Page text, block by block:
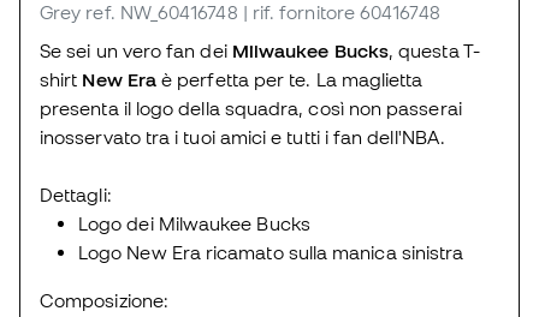
Grey ref. NW_60416748 | rif. fornitore 60416748
Se sei un vero fan dei Milwaukee Bucks, questa T-
shirt New Eraè perfetta per te. La maglietta
presenta il logo della squadra, così non passerai
inosservato tra i tuoi amici e tutti i fan dell'NBA.
Dettagli:
Logo dei Milwaukee Bucks
Logo New Era ricamato sulla manica sinistra
Composizione: